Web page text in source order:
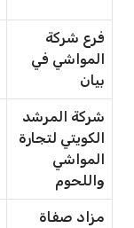
فرع شركة
المواشي في
بيان
شركة المرشد
الكويتي لتجارة
المواشي
واللحوم
مزاد صفاة